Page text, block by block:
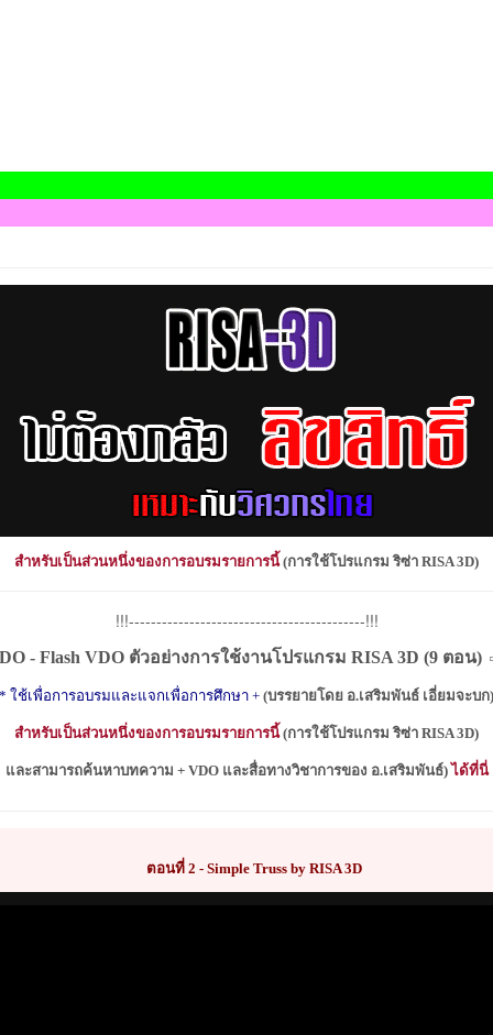
สำหรับเป็นส่วนหนึ่งของการอบรมรายการนี้ (การใช้โปรแกรม ริซ่า RISA 3D)
!!!-------------------------------------------!!!
- Flash VDO ตัวอย่างการใช้งานโปรแกรม RISA 3D (9 ตอน)
* ใช้เพื่อการอบรมและแจกเพื่อการศึกษา + (บรรยายโดย อ.เสริมพันธ์ เอี่ยมจะบก)
สำหรับเป็นส่วนหนึ่งของการอบรมรายการนี้ (การใช้โปรแกรม ริซ่า RISA 3D)
และสามารถค้นหาบทความ + VDO และสื่อทางวิชาการของ อ.เสริมพันธ์) ได้ที่นี่
ตอนที่ 2 - Simple Truss by RISA 3D